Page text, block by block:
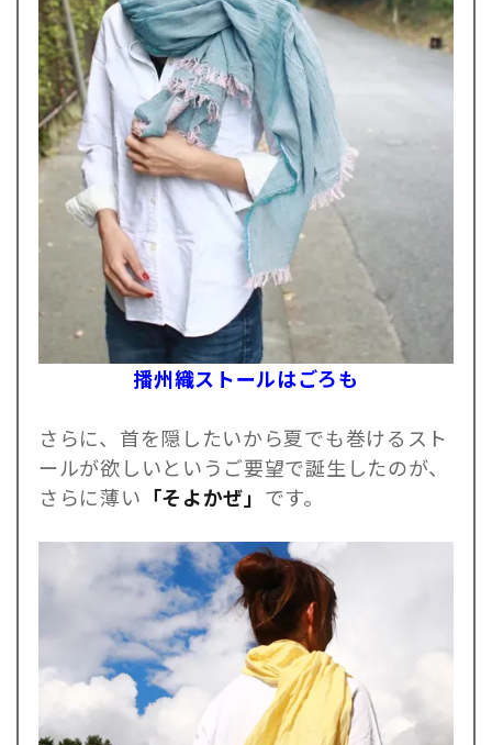
播州織ストールはごろも
さらに、首を隠したいから夏でも巻けるスト
ールが欲しいというご要望で誕生したのが、
さらに薄い 「そよかぜ」 です。